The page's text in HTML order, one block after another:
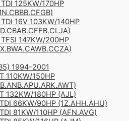
125KW/170HP
16V 103KW/140HP
147KW/200HP
1994-2001
110KW/150HP
132KW/180HP (AJL)
66KW/90HP (1Z.AHH.AHU)
81KW/110HP (AFN.AVG)